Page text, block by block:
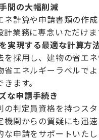
間の大幅削減
ネ計算や申請書類の作
計業務に専念いただけま
実現する最適な計算方
を採用し、建物の省エ
省エネルギーラベルで
ます。
な申請手続き
の判定員資格を持つス
機関からの質疑にも迅
な申請をサポートいたし